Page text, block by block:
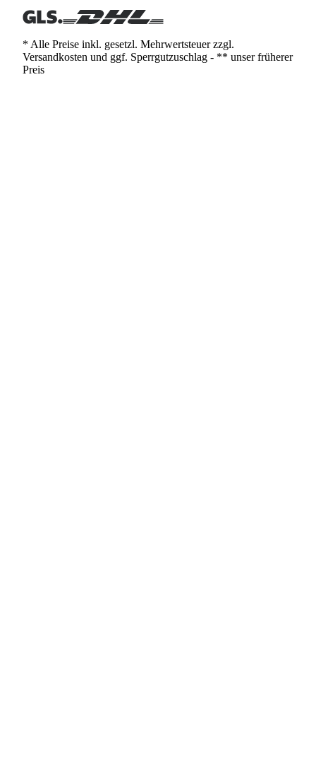
* Alle Preise inkl. gesetzl. Mehrwertsteuer zzgl.
Versandkosten und ggf. Sperrgutzuschlag - ** unser früherer
Preis